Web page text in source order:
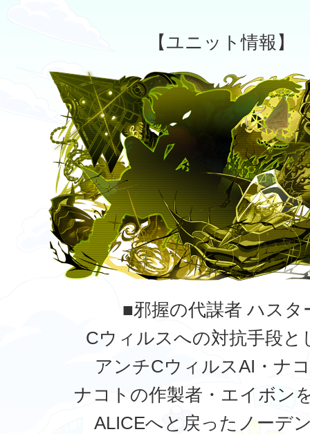
【ユニット情報】
■邪握の代謀者 ハスタ
Cウィルスへの対抗手段と
アンチCウィルスAI・ナ
ナコトの作製者・エイボン
ALICEへと戻ったノーデ